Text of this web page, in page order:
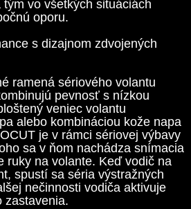
vo všetkých situáciách
oporu.
s dizajnom zdvojených
ramená sériového volantu
pevnosť s nízkou
veniec volantu
alebo kombináciou kože napa
je v rámci sériovej výbavy
sa v ňom nachádza snímacia
ruky na volante. Keď vodič na
spustí sa séria výstražných
nečinnosti vodiča aktivuje
zastavenia.